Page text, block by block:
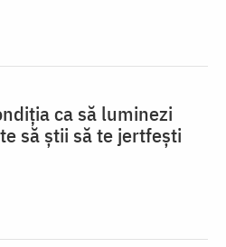
ca să luminezi
să știi să te jertfești